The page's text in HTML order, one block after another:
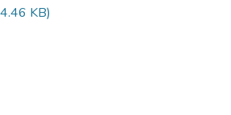
KB)